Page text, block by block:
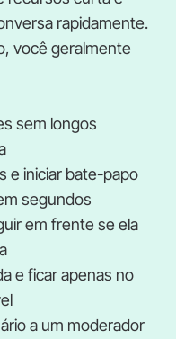
rapidamente.
você geralmente
sem longos
e iniciar bate-papo
segundos
em frente se ela
e ficar apenas no
a um moderador